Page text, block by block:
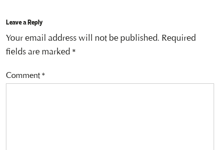
Leave a Reply
Your email address will not be published. Required
fields are marked *
Comment*